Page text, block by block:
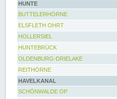
HUNTE
BUTTELERHÖRNE
ELSFLETH OHRT
HOLLERSIEL
HUNTEBRÜCK
OLDENBURG-DRIELAKE
REITHÖRNE
HAVELKANAL
SCHÖNWALDE OP